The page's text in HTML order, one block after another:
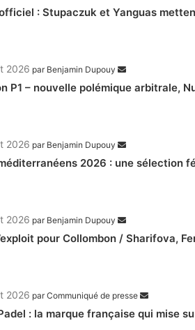
officiel : Stupaczuk et Yanguas
2026 par Benjamin Dupouy
P1 – nouvelle polémique arbitrale,
2026 par Benjamin Dupouy
2026 : une sélection
2026 par Benjamin Dupouy
pour Collombon / Sharifova,
2026 parCommuniqué de presse
: la marque française qui mise